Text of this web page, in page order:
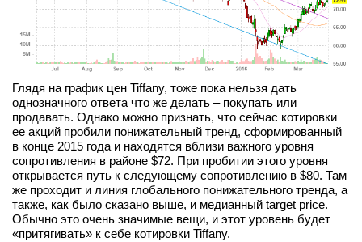
Глядя на график цен Tiffany, тоже пока нельзя дать
однозначного ответа что же делать – покупать или
продавать. Однако можно признать, что сейчас котировки
ее акций пробили понижательный тренд, сформированный
в конце 2015 года и находятся вблизи важного уровня
сопротивления в районе $72. При пробитии этого уровня
открывается путь к следующему сопротивлению в $80. Там
же проходит и линия глобального понижательного тренда, а
также, как было сказано выше, и медианный target price.
Обычно это очень значимые вещи, и этот уровень будет
«притягивать» к себе котировки Tiffany.